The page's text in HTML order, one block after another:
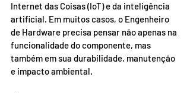
Internet das Coisas (IoT) e da inteligência
artificial. Em muitos casos, o Engenheiro
de Hardware precisa pensar não apenas na
funcionalidade do componente, mas
também em sua durabilidade, manutenção
e impacto ambiental.